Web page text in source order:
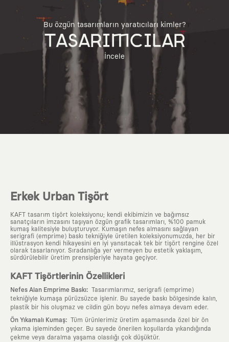
Bu özgün tasarımların yaratıcıları kimler?
TASARIMCILAR
İncele
Erkek Urban Tişört
KAFT tasarım tişört koleksiyonu; kendi ekibimizin ve bağımsız
sanatçıların imzasını taşıyan özgün grafik tasarımları, %100 pamuk
kumaş kalitesiyle buluşturuyor. Kumaşın nefes almasını sağlayan
serigrafi (emprime) baskı tekniğiyle üretilen koleksiyonumuzda, her bir
illüstrasyon kendi hikayesini en iyi yansıtacak tek bir tişört rengine özel
olarak tasarlanıyor. Sıradanlığa yer vermeyen bu estetik yaklaşım,
sürdürülebilir üretim prensipleriyle hayata geçiyor.
KAFT Tişörtlerinin Özellikleri
Nefes Alan Emprime Baskı: Tasarımlarımız, serigrafi (emprime)
tekniğiyle kumaşa pürüzsüzce işlenir. Bu sayede baskı bölgesinde kalın,
plastik bir his oluşmaz ve cildin gün boyu nefes almaya devam eder.
Ön Yıkamalı Kumaş: Tüm ürünlerimiz üretim aşamasında özel bir ön
yıkama işleminden geçer. Bu sayede önerilen koşullarda yıkandığında
çekme veya daralma yaşama olasılığı çok düşüktür.